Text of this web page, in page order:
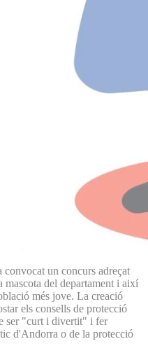
un concurs adreçat
mascota del departament i així
més jove. La creació
els consells de protecció
ser "curt i divertit" i fer
d'Andorra o de la protecció